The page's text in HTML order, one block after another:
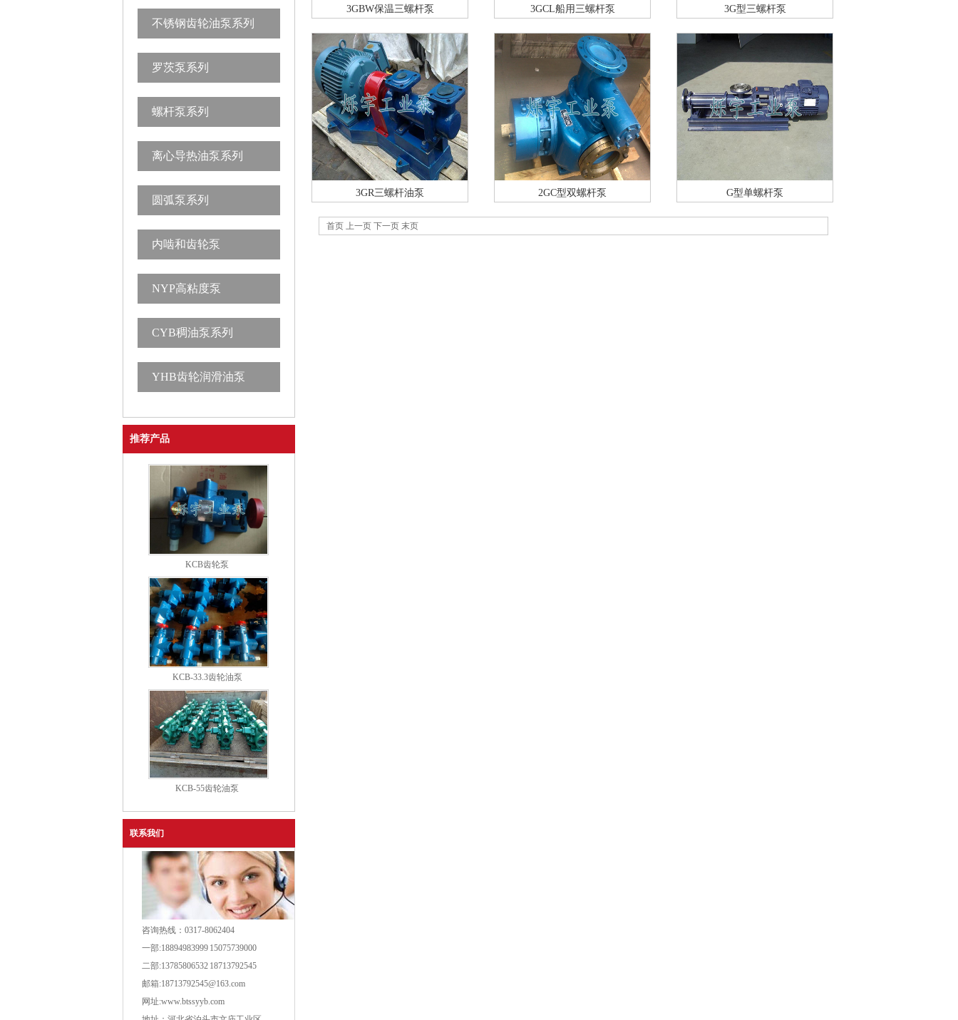
不锈钢齿轮油泵系列
罗茨泵系列
螺杆泵系列
离心导热油泵系列
圆弧泵系列
内啮和齿轮泵
NYP高粘度泵
CYB稠油泵系列
YHB齿轮润滑油泵
推荐产品
KCB齿轮泵
KCB-33.3齿轮油泵
KCB-55齿轮油泵
联系我们
咨询热线：0317-8062404
一部:18894983999 15075739000
二部:13785806532 18713792545
邮箱:18713792545@163.com
网址:www.btssyyb.com
3GBW保温三螺杆泵 3GCL船用三螺杆泵 3G型三螺杆泵
3GR三螺杆油泵 2GC型双螺杆泵 G型单螺杆泵
首页 上一页 下一页 末页